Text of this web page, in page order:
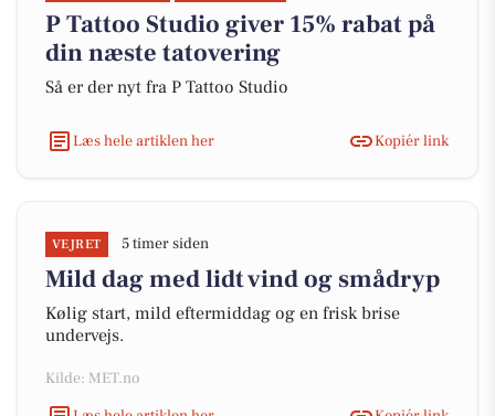
P Tattoo Studio giver 15% rabat på
din næste tatovering
Så er der nyt fra P Tattoo Studio
Læs hele artiklen her Kopiér link
VEJRET 5 timer siden
Mild dag med lidt vind og smådryp
Kølig start, mild eftermiddag og en frisk brise
undervejs.
Kilde: MET.no